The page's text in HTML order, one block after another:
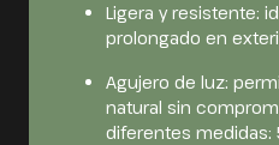
Ligera y resistente:
prolongado en
Agujero de luz:
natural sin
diferentes medidas: